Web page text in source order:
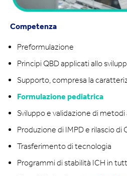
Competenza
Preformulazione
Principi QBD applicati allo
Supporto, compresa la
Formulazione pediatrica
Sviluppo e validazione di metodi
Produzione di IMPD e rilascio di
Trasferimento di tecnologia
Programmi di stabilità ICH in